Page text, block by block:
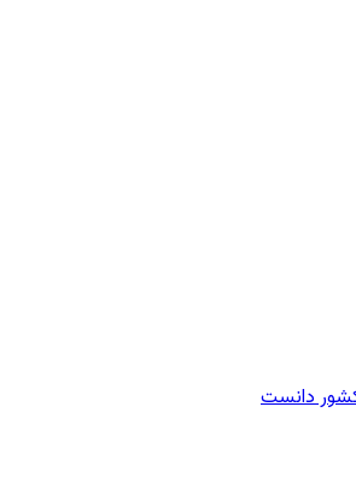
کشور دانست